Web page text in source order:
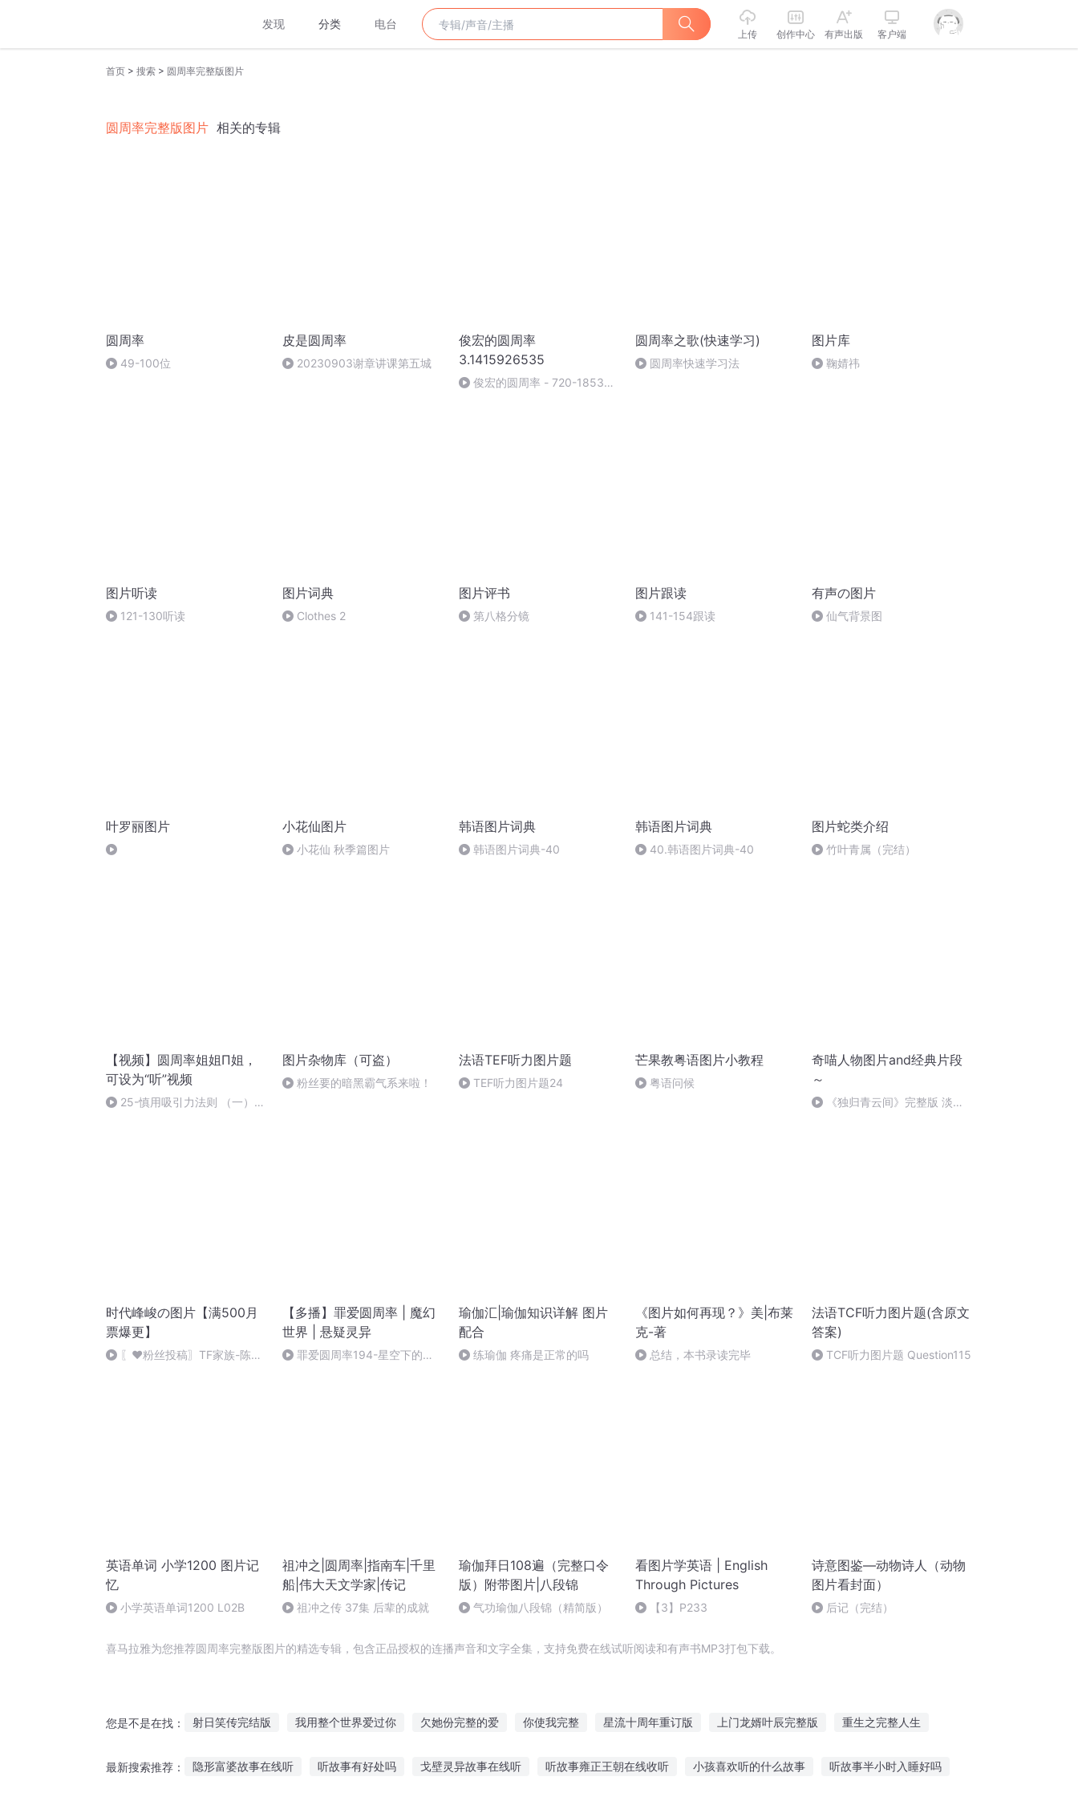
发现 分类 电台
上传 创作中心 有声出版 客户端
首页 > 搜索 > 圆周率完整版图片
圆周率完整版图片 相关的专辑
圆周率
49-100位
皮是圆周率
20230903谢章讲课第五城
俊宏的圆周率
3.1415926535
俊宏的圆周率 - 720-18535-
圆周率之歌(快速学习)
圆周率快速学习法
图片库
鞠婧祎
图片听读
121-130听读
图片词典
Clothes 2
图片评书
第八格分镜
图片跟读
141-154跟读
有声の图片
仙气背景图
叶罗丽图片 小花仙图片
小花仙 秋季篇图片
韩语图片词典
韩语图片词典-40
韩语图片词典
40.韩语图片词典-40
图片蛇类介绍
竹叶青属（完结）
【视频】圆周率姐姐Π姐，
可设为“听”视频
25-慎用吸引力法则 （一）显
图片杂物库（可盗）
粉丝要的暗黑霸气系来啦！
法语TEF听力图片题
TEF听力图片题24
芒果教粤语图片小教程
粤语问候
奇喵人物图片and经典片段
～
《独归青云间》完整版 淡淡
时代峰峻の图片【满500月
票爆更】
〖❤️粉丝投稿〗TF家族-陈思
【多播】罪爱圆周率 | 魔幻
世界 | 悬疑灵异
罪爱圆周率194-星空下的救
瑜伽汇|瑜伽知识详解 图片
配合
练瑜伽 疼痛是正常的吗
《图片如何再现？》美|布莱
克-著
总结，本书录读完毕
法语TCF听力图片题(含原文
答案)
TCF听力图片题 Question115
英语单词 小学1200 图片记
忆
小学英语单词1200 L02B
祖冲之|圆周率|指南车|千里
船|伟大天文学家|传记
祖冲之传 37集 后辈的成就
瑜伽拜日108遍（完整口令
版）附带图片|八段锦
气功瑜伽八段锦（精简版）
看图片学英语 | English
Through Pictures
【3】P233
诗意图鉴—动物诗人（动物
图片看封面）
后记（完结）
喜马拉雅为您推荐圆周率完整版图片的精选专辑，包含正品授权的连播声音和文字全集，支持免费在线试听阅读和有声书MP3打包下载。
您是不是在找： 射日笑传完结版 我用整个世界爱过你 欠她份完整的爱 你使我完整 星流十周年重订版 上门龙婿叶辰完整版 重生之完整人生
最新搜索推荐： 隐形富婆故事在线听 听故事有好处吗 戈壁灵异故事在线听 听故事雍正王朝在线收听 小孩喜欢听的什么故事 听故事半小时入睡好吗